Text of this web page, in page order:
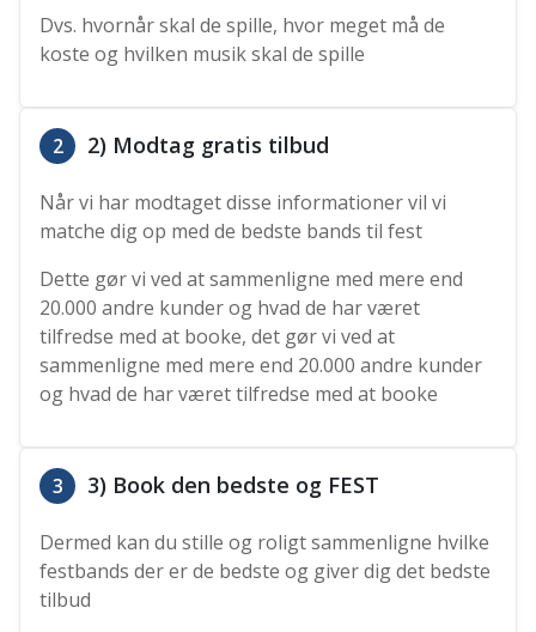
Dvs. hvornår skal de spille, hvor meget må de
koste og hvilken musik skal de spille
2 2) Modtag gratis tilbud
Når vi har modtaget disse informationer vil vi
matche dig op med de bedste bands til fest
Dette gør vi ved at sammenligne med mere end
20.000 andre kunder og hvad de har været
tilfredse med at booke, det gør vi ved at
sammenligne med mere end 20.000 andre kunder
og hvad de har været tilfredse med at booke
3 3) Book den bedste og FEST
Dermed kan du stille og roligt sammenligne hvilke
festbands der er de bedste og giver dig det bedste
tilbud